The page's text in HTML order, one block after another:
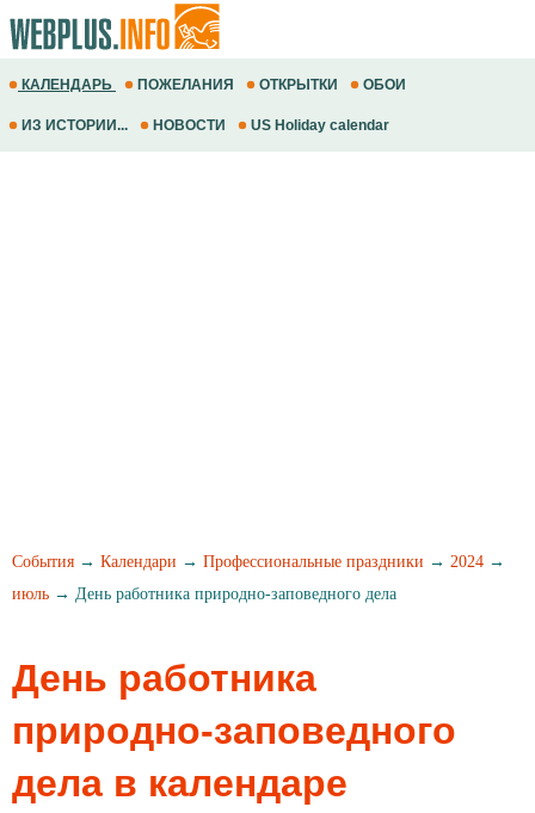
КАЛЕНДАРЬ ПОЖЕЛАНИЯ ОТКРЫТКИ ОБОИ
ИЗ ИСТОРИИ... НОВОСТИ US Holiday calendar
События → Календари → Профессиональные праздники → 2024 →
июль → День работника природно-заповедного дела
День работника
природно-заповедного
дела в календаре